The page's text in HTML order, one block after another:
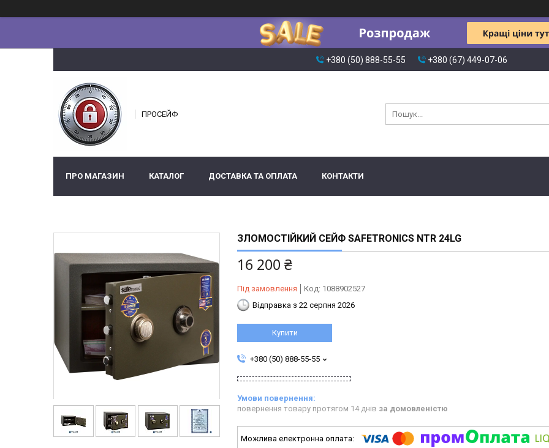
+380 (50) 888-55-55 +380 (67) 449-07-06
ПРОСЕЙФ
ПРО МАГАЗИН КАТАЛОГ ДОСТАВКА ТА ОПЛАТА КОНТАКТИ
ЗЛОМОСТІЙКИЙ СЕЙФ SAFETRONICS NTR 24LG
16 200 ₴
Під замовлення Код: 1088902527
Відправка з 22 серпня 2026
Купити
+380 (50) 888-55-55
повернення товару протягом 14 днів за домовленістю